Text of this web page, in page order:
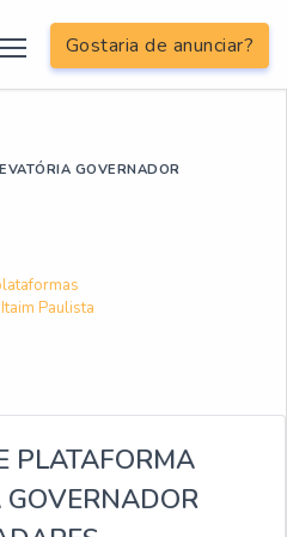
Gostaria de anunciar?
GOVERNADOR
Paulista
PLATAFORMA
GOVERNADOR